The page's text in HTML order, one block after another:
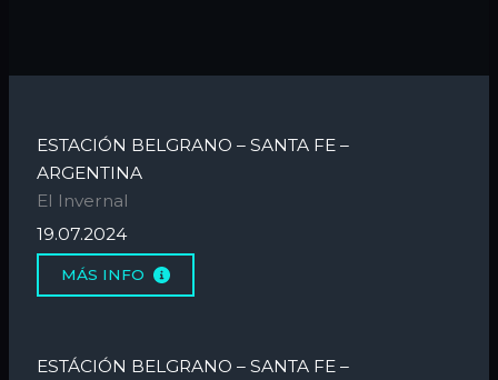
ESTACIÓN BELGRANO – SANTA FE –
ARGENTINA
El Invernal
19.07.2024
MÁS INFO
ESTÁCIÓN BELGRANO – SANTA FE –